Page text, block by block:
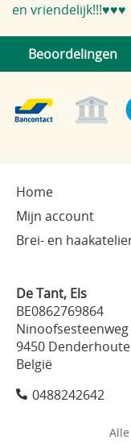
en vriendelijk!!!♥️♥️♥️
Beoordelingen
Home
Mijn account
Brei- en
De Tant, Els
BE0862769864
Ninoofsesteenweg
9450
België
0488242642